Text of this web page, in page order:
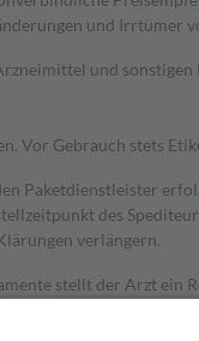
und Irrtümer
und
Vor Gebrauch stets
Paketdienstleister
des
verlängern.
stellt der Arzt ein
in Höhe von zehn